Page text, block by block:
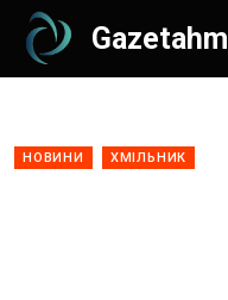
Gazetahm
НОВИНИ ХМІЛЬНИК